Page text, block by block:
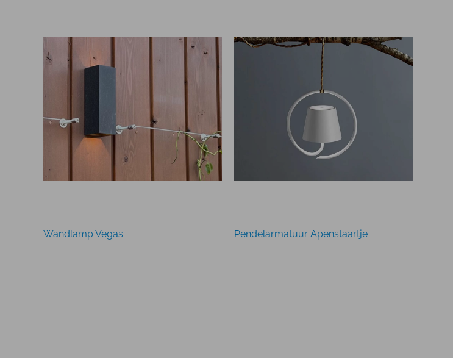
Wandlamp Vegas Pendelarmatuur Apenstaartje